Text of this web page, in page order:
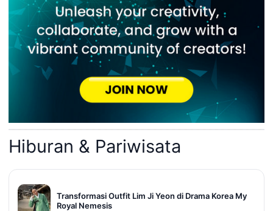
Hiburan & Pariwisata
Transformasi Outfit Lim Ji Yeon di Drama Korea My
Royal Nemesis